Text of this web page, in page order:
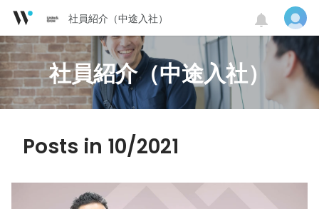
社員紹介（中途入社）
社員紹介（中途入社）
Posts in 10/2021